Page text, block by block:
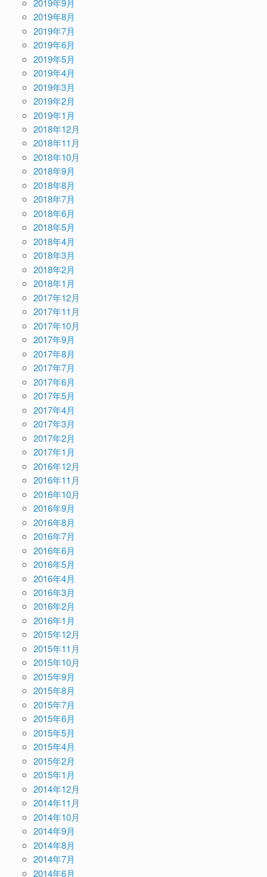
2019年8月
2019年7月
2019年6月
2019年5月
2019年4月
2019年3月
2019年2月
2019年1月
2018年12月
2018年11月
2018年10月
2018年9月
2018年8月
2018年7月
2018年6月
2018年5月
2018年4月
2018年3月
2018年2月
2018年1月
2017年12月
2017年11月
2017年10月
2017年9月
2017年8月
2017年7月
2017年6月
2017年5月
2017年4月
2017年3月
2017年2月
2017年1月
2016年12月
2016年11月
2016年10月
2016年9月
2016年8月
2016年7月
2016年6月
2016年5月
2016年4月
2016年3月
2016年2月
2016年1月
2015年12月
2015年11月
2015年10月
2015年9月
2015年8月
2015年7月
2015年6月
2015年5月
2015年4月
2015年2月
2015年1月
2014年12月
2014年11月
2014年10月
2014年9月
2014年8月
2014年7月
2014年6月